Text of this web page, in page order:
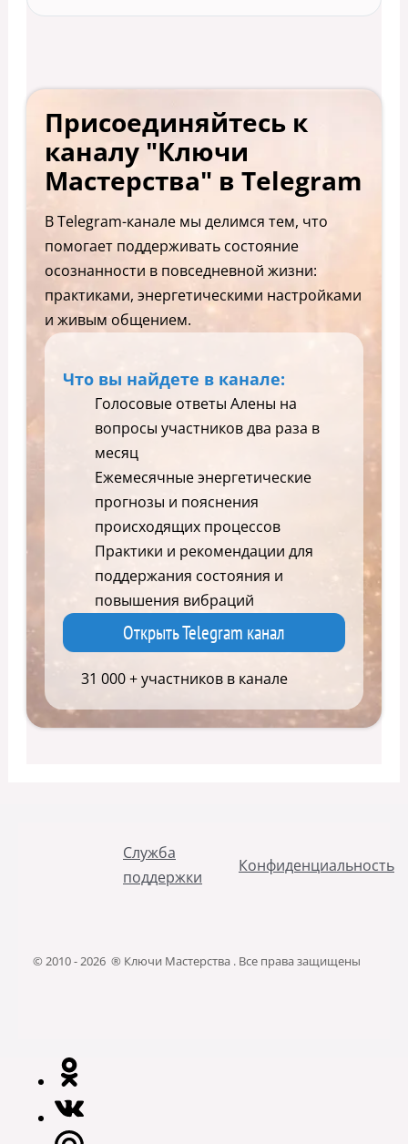
Присоединяйтесь к
каналу "Ключи
Мастерства" в Telegram
В Telegram-канале мы делимся тем, что
помогает поддерживать состояние
осознанности в повседневной жизни:
практиками, энергетическими настройками
и живым общением.
Что вы найдете в канале:
Голосовые ответы Алены на
вопросы участников два раза в
месяц
Ежемесячные энергетические
прогнозы и пояснения
происходящих процессов
Практики и рекомендации для
поддержания состояния и
повышения вибраций
Открыть Telegram канал
31 000 + участников в канале
Служба
поддержки
Конфиденциальность
© 2010 - 2026 ® Ключи Мастерства . Все права защищены